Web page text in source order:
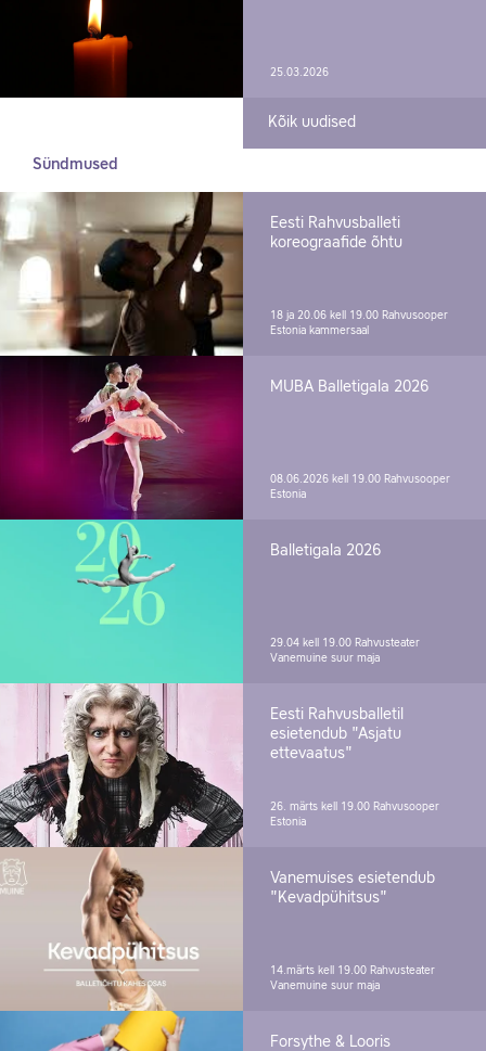
25.03.2026
Kõik uudised
Sündmused
Eesti Rahvusballeti
koreograafide õhtu
18 ja 20.06 kell 19.00 Rahvusooper
Estonia kammersaal
MUBA Balletigala 2026
08.06.2026 kell 19.00 Rahvusooper
Estonia
Balletigala 2026
29.04 kell 19.00 Rahvusteater
Vanemuine suur maja
Eesti Rahvusballetil
esietendub "Asjatu
ettevaatus"
26. märts kell 19.00 Rahvusooper
Estonia
Vanemuises esietendub
"Kevadpühitsus"
14.märts kell 19.00 Rahvusteater
Vanemuine suur maja
Forsythe & Looris